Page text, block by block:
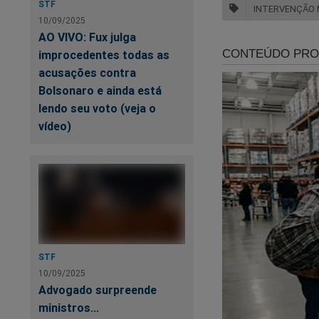
STF
10/09/2025
AO VIVO: Fux julga
improcedentes todas as
acusações contra
Bolsonaro e ainda está
lendo seu voto (veja o
vídeo)
STF
10/09/2025
Advogado surpreende
ministros...
INTERVENÇÃO